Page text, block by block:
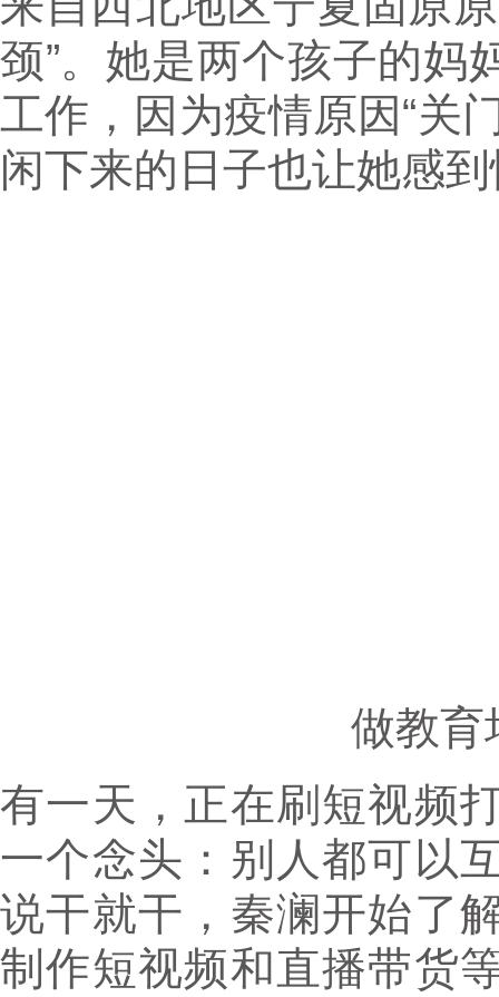
颈”。她是两个孩子的妈
工作，因为疫情原因“关
闲下来的日子也让她感
做教育
有一天，正在刷短视频
一个念头：别人都可以
说干就干，秦澜开始了
制作短视频和直播带货